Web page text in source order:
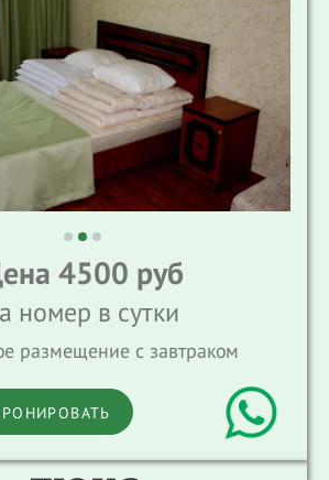
4500 руб
номер в сутки
размещение с завтраком